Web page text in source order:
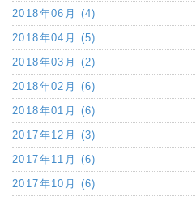
2018年06月 (4)
2018年04月 (5)
2018年03月 (2)
2018年02月 (6)
2018年01月 (6)
2017年12月 (3)
2017年11月 (6)
2017年10月 (6)